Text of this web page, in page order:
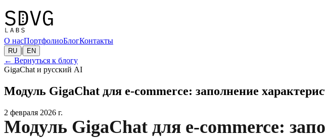
О насПортфолиоБлогКонтакты
RU | EN
← Вернуться к блогу
GigaChat и русский AI
Модуль GigaChat для e‑commerce: заполнение
2 февраля 2026 г.
Модуль GigaChat для e‑commerce: